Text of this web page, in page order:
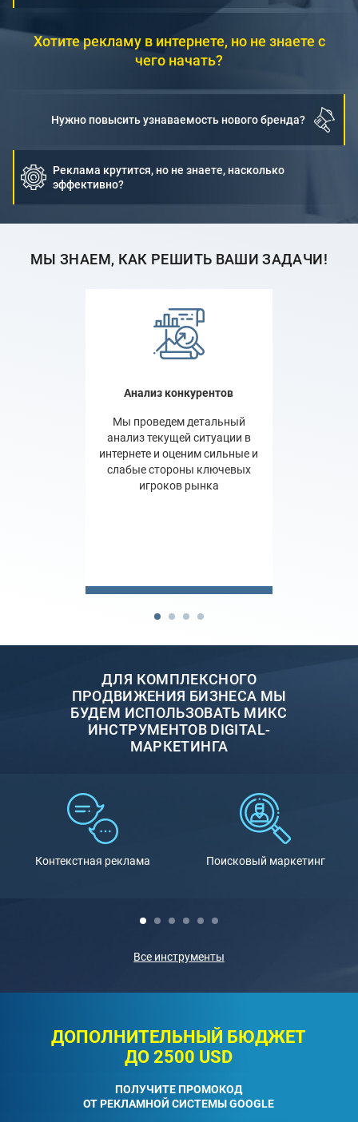
Хотите рекламу в интернете, но не знаете с
чего начать?
Нужно повысить узнаваемость нового бренда?
Реклама крутится, но не знаете, насколько
эффективно?
МЫ ЗНАЕМ, КАК РЕШИТЬ ВАШИ ЗАДАЧИ!
Анализ конкурентов
Мы проведем детальный
анализ текущей ситуации в
интернете и оценим сильные и
слабые стороны ключевых
игроков рынка
ДЛЯ КОМПЛЕКСНОГО
ПРОДВИЖЕНИЯ БИЗНЕСА МЫ
БУДЕМ ИСПОЛЬЗОВАТЬ МИКС
ИНСТРУМЕНТОВ DIGITAL-
МАРКЕТИНГА
Контекстная реклама Поисковый маркетинг
Все инструменты
ДОПОЛНИТЕЛЬНЫЙ БЮДЖЕТ
ДО 2500 USD
ПОЛУЧИТЕ ПРОМОКОД
ОТ РЕКЛАМНОЙ СИСТЕМЫ GOOGLE